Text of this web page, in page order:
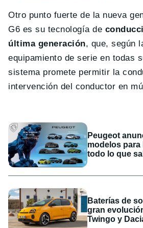
Otro punto fuerte de la nueva
G6 es su tecnología de
última generación, que, según
equipamiento de serie en todas
sistema promete permitir la
intervención del conductor en
Peugeot
modelos para
todo lo que
Baterías de
gran
Twingo y